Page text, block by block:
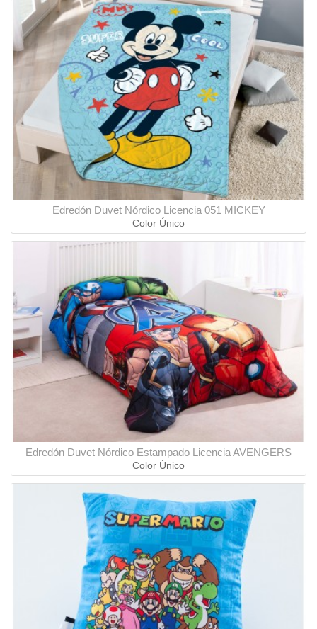
Edredón Duvet Nórdico Licencia 051 MICKEY
Color Único
Edredón Duvet Nórdico Estampado Licencia AVENGERS
Color Único